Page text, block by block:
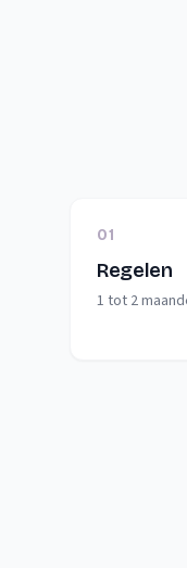
01
Regelen
1 tot 2